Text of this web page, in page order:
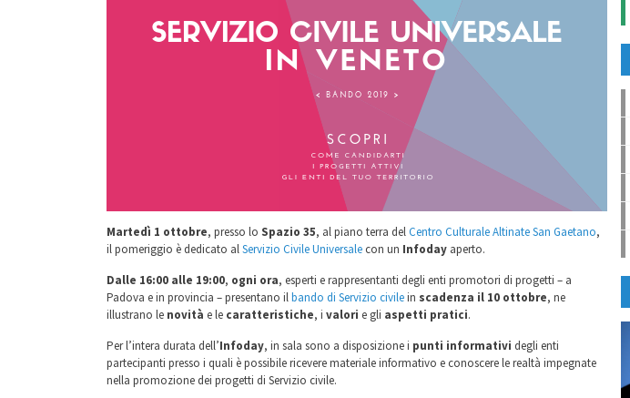
Martedì 1 ottobre, presso lo Spazio 35, al piano terra delCentro Culturale Altinate San Gaetano,
il pomeriggio è dedicato alServizio Civile Universale con un Infoday aperto.
Dalle 16:00 alle 19:00, ogni ora, esperti e rappresentanti degli enti promotori di progetti – a
Padova e in provincia – presentano ilbando di Servizio civilein scadenza il 10 ottobre, ne
illustrano le novità e le caratteristiche, i valori e gli aspetti pratici.
Per l’intera durata dell’Infoday, in sala sono a disposizione i punti informativi degli enti
partecipanti presso i quali è possibile ricevere materiale informativo e conoscere le realtà impegnate
nella promozione dei progetti di Servizio civile.